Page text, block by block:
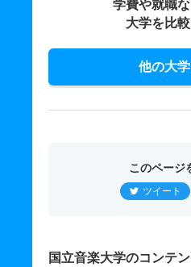
学費や就職な
大学を比
他の大
このページ
ツイート
国立音楽大学のコンテ